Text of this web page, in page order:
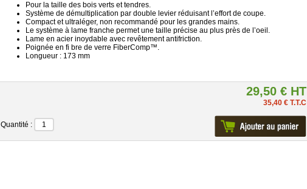
Pour la taille des bois verts et tendres.
Système de démultiplication par double levier réduisant l’effort de coupe.
Compact et ultraléger, non recommandé pour les grandes mains.
Le système à lame franche permet une taille précise au plus près de l’oeil.
Lame en acier inoydable avec revêtement antifriction.
Poignée en fi bre de verre FiberComp™.
Longueur : 173 mm
29,50 € HT
35,40 € T.T.C
Quantité :